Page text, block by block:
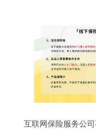
互联网保险服务公